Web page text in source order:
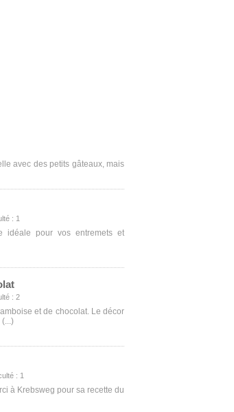
avec des petits gâteaux, mais
: 1
idéale pour vos entremets et
: 2
et de chocolat. Le décor
: 1
à Krebsweg pour sa recette du